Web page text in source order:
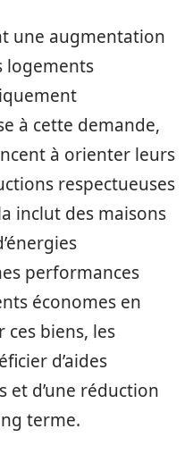
une augmentation
logements
à cette demande,
à orienter leurs
respectueuses
inclut des maisons
performances
économes en
biens, les
d’aides
et d’une réduction
terme.